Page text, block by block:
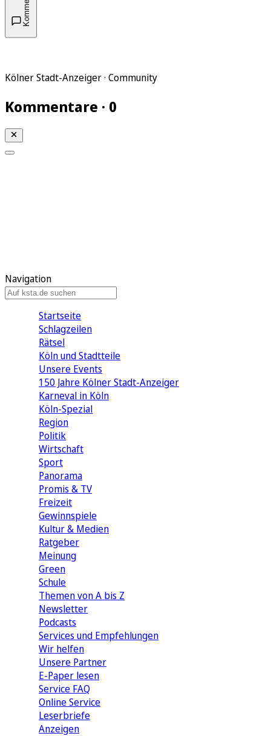
Kölner Stadt-Anzeiger · Community
Kommentare · 0
Navigation
Startseite
Schlagzeilen
Rätsel
Köln und Stadtteile
Unsere Events
150 Jahre Kölner Stadt-Anzeiger
Karneval in Köln
Köln-Spezial
Region
Politik
Wirtschaft
Sport
Panorama
Promis & TV
Freizeit
Gewinnspiele
Kultur & Medien
Ratgeber
Meinung
Green
Schule
Themen von A bis Z
Newsletter
Podcasts
Services und Empfehlungen
Wir helfen
Unsere Partner
E-Paper lesen
Service FAQ
Online Service
Leserbriefe
Anzeigen